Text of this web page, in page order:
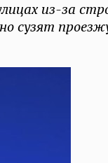
из-за
сузят